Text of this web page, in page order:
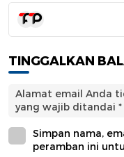
TINGGALKAN
Alamat email Anda
yang wajib ditandai *
Simpan nama,
peramban ini